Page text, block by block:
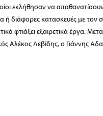
εκλήθησαν να
διάφορες κατασκευές με τον
φτιάξει εξαιρετικά έργα.
Αλέκος Λεβίδης, ο Γιάννης